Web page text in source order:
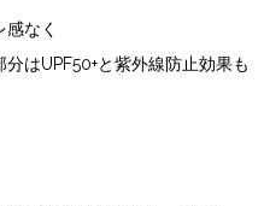
なく
はUPF50+と紫外線防止効果も